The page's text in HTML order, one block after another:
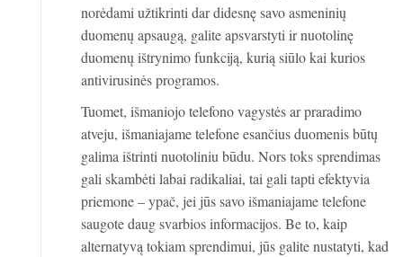
norėdami užtikrinti dar didesnę savo asmeninių
duomenų apsaugą, galite apsvarstyti ir nuotolinę
duomenų ištrynimo funkciją, kurią siūlo kai kurios
antivirusinės programos.
Tuomet, išmaniojo telefono vagystės ar praradimo
atveju, išmaniajame telefone esančius duomenis būtų
galima ištrinti nuotoliniu būdu. Nors toks sprendimas
gali skambėti labai radikaliai, tai gali tapti efektyvia
priemone – ypač, jei jūs savo išmaniajame telefone
saugote daug svarbios informacijos. Be to, kaip
alternatyvą tokiam sprendimui, jūs galite nustatyti, kad